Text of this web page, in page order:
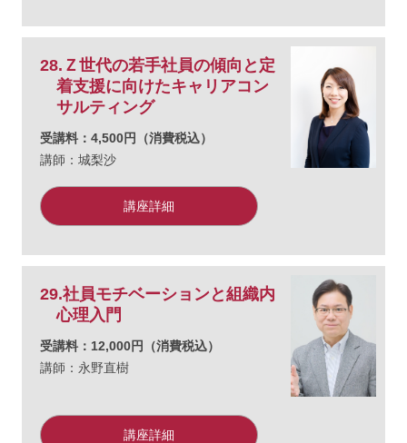
28.Ｚ世代の若手社員の傾向と定
着支援に向けたキャリアコン
サルティング
受講料：4,500円（消費税込）
講師：城梨沙
講座詳細
29.社員モチベーションと組織内
心理入門
受講料：12,000円（消費税込）
講師：永野直樹
講座詳細